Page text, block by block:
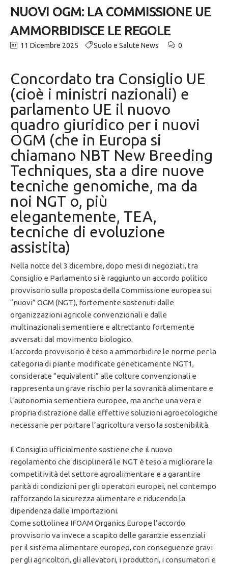
NUOVI OGM: LA COMMISSIONE UE
AMMORBIDISCE LE REGOLE
11 Dicembre 2025 Suolo e Salute News 0
Concordato tra Consiglio UE
(cioè i ministri nazionali) e
parlamento UE il nuovo
quadro giuridico per i nuovi
OGM (che in Europa si
chiamano NBT New Breeding
Techniques, sta a dire nuove
tecniche genomiche, ma da
noi NGT o, più
elegantemente, TEA,
tecniche di evoluzione
assistita)
Nella notte del 3 dicembre, dopo mesi di negoziati, tra
Consiglio e Parlamento si è raggiunto un accordo politico
provvisorio sulla proposta della Commissione europea sui
“nuovi” OGM (NGT), fortemente sostenuti dalle
organizzazioni agricole convenzionali e dalle
multinazionali sementiere e altrettanto fortemente
avversati dal movimento biologico.
L’accordo provvisorio è teso a ammorbidire le norme per la
categoria di piante modificate geneticamente NGT1,
considerate “equivalenti” alle colture convenzionali e
rappresenta un grave rischio per la sovranità alimentare e
l’autonomia sementiera europee, ma anche una vera e
propria distrazione dalle effettive soluzioni agroecologiche
necessarie per portare l’agricoltura verso la sostenibilità.
Il Consiglio ufficialmente sostiene che il nuovo
regolamento che disciplinerà le NGT è teso a migliorare la
competitività del settore agroalimentare e a garantire
parità di condizioni per gli operatori europei, nel contempo
rafforzando la sicurezza alimentare e riducendo la
dipendenza dalle importazioni.
Come sottolinea IFOAM Organics Europe l’accordo
provvisorio va invece a scapito delle garanzie essenziali
per il sistema alimentare europeo, con conseguenze gravi
per gli agricoltori, gli allevatori, i produttori, i consumatori e